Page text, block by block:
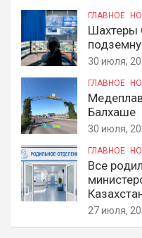
ГЛАВНОЕ
Шахтеры
30 июля,
ГЛАВНОЕ
Балхаше
30 июля,
ГЛАВНОЕ
Все
27 июля,